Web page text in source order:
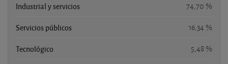
Industrial y servicios 74,70 %
Servicios públicos 16,34 %
Tecnológico 5,48 %